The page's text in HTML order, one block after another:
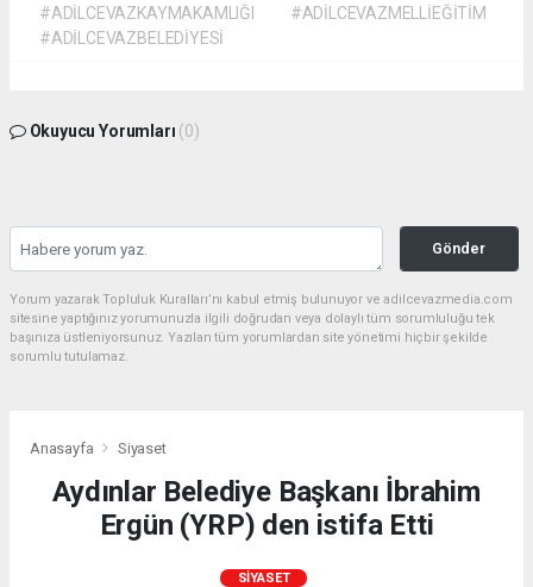
#ADİLCEVAZKAYMAKAMLIĞI
#ADİLCEVAZMELLİEĞİTİM
#ADİLCEVAZBELEDİYESİ
Okuyucu Yorumları (0)
Gönder
Yorum yazarak Topluluk Kuralları’nı kabul etmiş bulunuyor ve adilcevazmedia.com
sitesine yaptığınız yorumunuzla ilgili doğrudan veya dolaylı tüm sorumluluğu tek
başınıza üstleniyorsunuz. Yazılan tüm yorumlardan site yönetimi hiçbir şekilde
sorumlu tutulamaz.
Anasayfa Siyaset
Aydınlar Belediye Başkanı İbrahim
Ergün (YRP) den istifa Etti
SIYASET